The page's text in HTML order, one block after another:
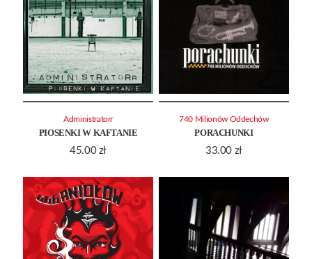
PIOSENKI W KAFTANIE
45.00 zł
Administratorr
PORACHUNKI
33.00 zł
740 Milionów Oddechów